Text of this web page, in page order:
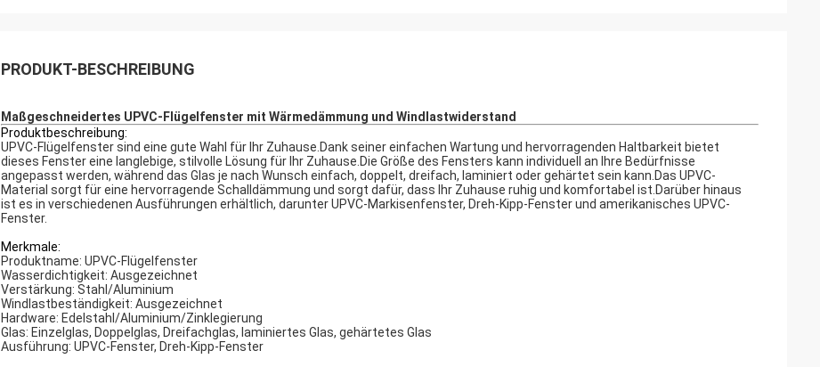
PRODUKT-BESCHREIBUNG
Maßgeschneidertes UPVC-Flügelfenster mit Wärmedämmung und Windlastwiderstand
Produktbeschreibung:
UPVC-Flügelfenster sind eine gute Wahl für Ihr Zuhause.Dank seiner einfachen Wartung und hervorragenden Haltbarkeit bietet
dieses Fenster eine langlebige, stilvolle Lösung für Ihr Zuhause.Die Größe des Fensters kann individuell an Ihre Bedürfnisse
angepasst werden, während das Glas je nach Wunsch einfach, doppelt, dreifach, laminiert oder gehärtet sein kann.Das UPVC-
Material sorgt für eine hervorragende Schalldämmung und sorgt dafür, dass Ihr Zuhause ruhig und komfortabel ist.Darüber hinaus
ist es in verschiedenen Ausführungen erhältlich, darunter UPVC-Markisenfenster, Dreh-Kipp-Fenster und amerikanisches UPVC-
Fenster.
Merkmale:
Produktname: UPVC-Flügelfenster
Wasserdichtigkeit: Ausgezeichnet
Verstärkung: Stahl/Aluminium
Windlastbeständigkeit: Ausgezeichnet
Hardware: Edelstahl/Aluminium/Zinklegierung
Glas: Einzelglas, Doppelglas, Dreifachglas, laminiertes Glas, gehärtetes Glas
Ausführung: UPVC-Fenster, Dreh-Kipp-Fenster